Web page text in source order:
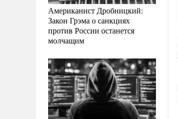
Американист Дробницкий:
Закон Грэма о санкциях
против России останется
молчащим